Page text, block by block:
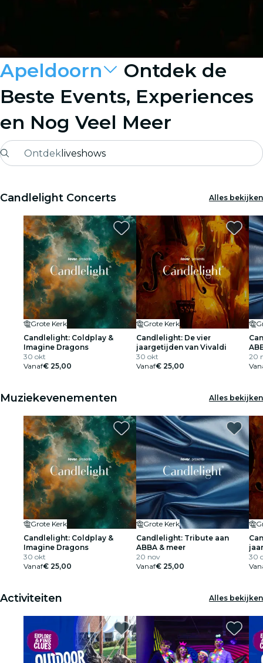
Apeldoorn
Ontdek de
Beste Events, Experiences
en Nog Veel Meer
Ontdek liveshows
Candlelight
Londen
experiences en steden
São Paulo
tentoonstellingen
Seoul
film
Candlelight Concerts Alles bekijken
Grote Kerk
Candlelight: Coldplay &
Imagine Dragons
30 okt
Vanaf€ 25,00
Grote Kerk
Candlelight: De vier
jaargetijden van Vivaldi
30 okt
Vanaf€ 25,00
20
Muziekevenementen Alles bekijken
Grote Kerk
Candlelight: Coldplay &
Imagine Dragons
30 okt
Vanaf€ 25,00
Grote Kerk
Candlelight: Tribute aan
ABBA & meer
20 nov
Vanaf€ 25,00
30
Activiteiten Alles bekijken